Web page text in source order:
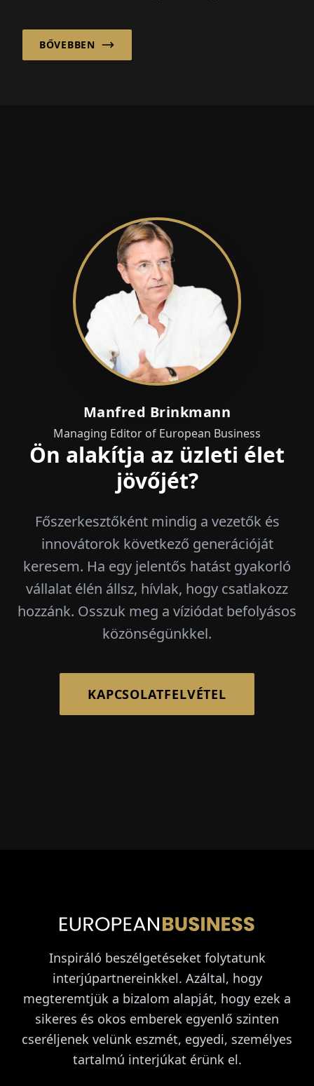
BŐVEBBEN
Manfred Brinkmann
Managing Editor of European Business
Ön alakítja az üzleti élet
jövőjét?
Főszerkesztőként mindig a vezetők és
innovátorok következő generációját
keresem. Ha egy jelentős hatást gyakorló
vállalat élén állsz, hívlak, hogy csatlakozz
hozzánk. Osszuk meg a víziódat befolyásos
közönségünkkel.
KAPCSOLATFELVÉTEL
Inspiráló beszélgetéseket folytatunk
interjúpartnereinkkel. Azáltal, hogy
megteremtjük a bizalom alapját, hogy ezek a
sikeres és okos emberek egyenlő szinten
cseréljenek velünk eszmét, egyedi, személyes
tartalmú interjúkat érünk el.